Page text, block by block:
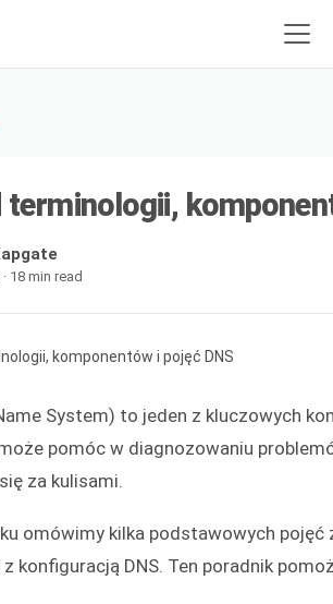
terminologii,
18 min read
System) to jeden z kluczowych
może pomóc w diagnozowaniu
za kulisami.
omówimy kilka podstawowych pojęć
konfiguracją DNS. Ten poradnik